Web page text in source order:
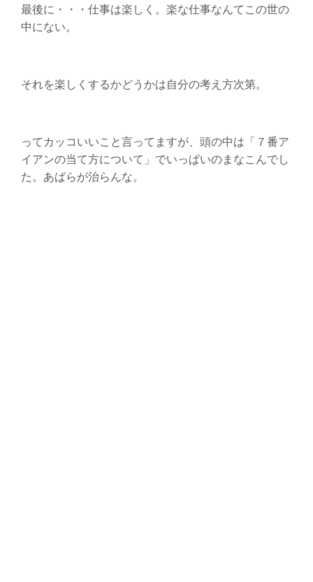
最後に・・・仕事は楽しく。楽な仕事なんてこの世の
中にない。
それを楽しくするかどうかは自分の考え方次第。
ってカッコいいこと言ってますが、頭の中は「７番ア
イアンの当て方について」でいっぱいのまなこんでし
た。あばらが治らんな。